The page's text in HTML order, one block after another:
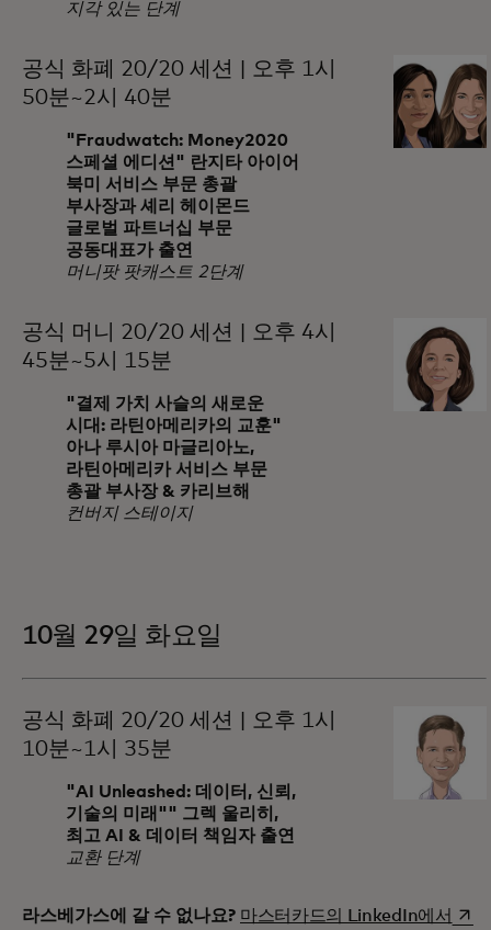
지각 있는 단계
공식 화폐 20/20 세션 | 오후 1시
50분~2시 40분
"Fraudwatch: Money2020
스페셜 에디션" 란지타 아이어
북미 서비스 부문 총괄
부사장과 셰리 헤이몬드
글로벌 파트너십 부문
공동대표가 출연
머니팟 팟캐스트 2단계
공식 머니 20/20 세션 | 오후 4시
45분~5시 15분
"결제 가치 사슬의 새로운
시대: 라틴아메리카의 교훈"
아나 루시아 마글리아노,
라틴아메리카 서비스 부문
총괄 부사장 & 카리브해
컨버지 스테이지
10월 29일 화요일
공식 화폐 20/20 세션 | 오후 1시
10분~1시 35분
"AI Unleashed: 데이터, 신뢰,
기술의 미래"" 그렉 울리히,
최고 AI & 데이터 책임자 출연
교환 단계
라스베가스에 갈 수 없나요? 마스터카드의 LinkedIn에서
새